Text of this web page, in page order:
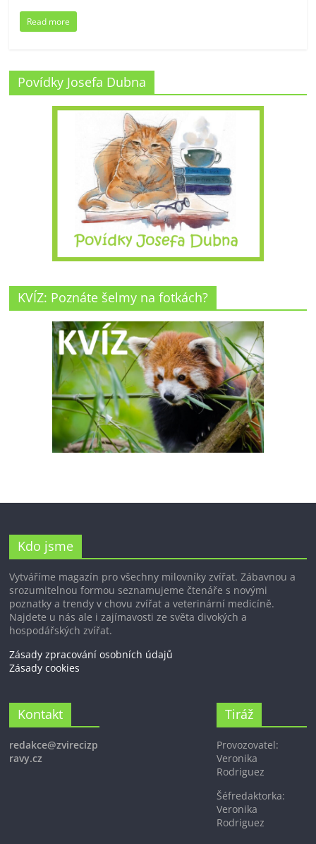
Read more
Povídky Josefa Dubna
KVÍZ: Poznáte šelmy na fotkách?
Kdo jsme
Vytváříme magazín pro všechny milovníky zvířat. Zábavnou a
srozumitelnou formou seznamujeme čtenáře s novými
poznatky a trendy v chovu zvířat a veterinární medicíně.
Najdete u nás ale i zajímavosti ze světa divokých a
hospodářských zvířat.
Zásady zpracování osobních údajů
Zásady cookies
Kontakt
redakce@zvirecizp
ravy.cz
Tiráž
Provozovatel:
Veronika
Rodriguez
Šéfredaktorka:
Veronika
Rodriguez